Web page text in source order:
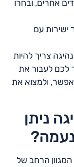
אחרים, ובחרו
ישירות עם
צריך להיות
לכם לעבור את
ולמצוא את
ניתן
המגוון הרחב של